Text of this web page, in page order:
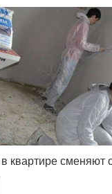
квартире сменяют